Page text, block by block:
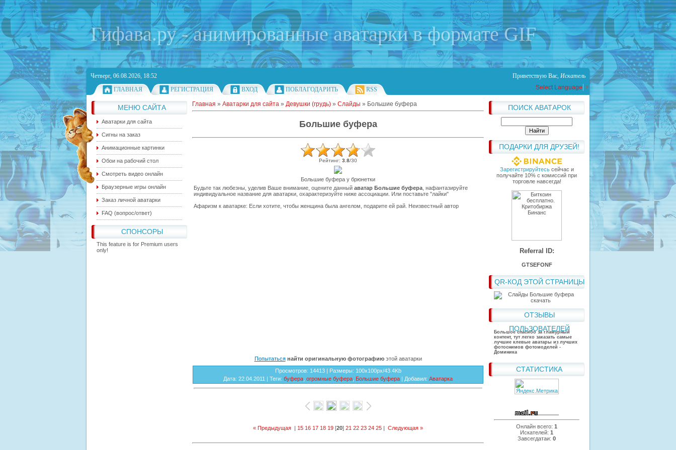
Гифава.ру - анимированные аватарки в формате GIF
Четверг, 06.08.2026, 18:52 Приветствую Вас, Искатель
ГЛАВНАЯ
РЕГИСТРАЦИЯ ВХОД ПОБЛАГОДАРИТЬ RSS Select Language ▼
МЕНЮ САЙТА
Аватарки для сайта
Сигны на заказ
Анимационные картинки
Обои на рабочий стол
Смотреть видео онлайн
Браузерные игры онлайн
Заказ личной аватарки
FAQ (вопрос/ответ)
СПОНСОРЫ
This feature is for Premium users
only!
ПОИСК АВАТАРОК
ПОДАРКИ ДЛЯ ДРУЗЕЙ!
Зарегистрируйтесьсейчас и
получайте 10% с комиссий при
торговле навсегда!
Referral ID:
GTSEFONF
QR-КОД ЭТОЙ СТРАНИЦЫ
ОТЗЫВЫ
ПОЛЬЗОВАТЕЛЕЙ
Большое спасибо за гламурный
контент, тут легко заказать самые
лучшие клевые аватары из лучших
фотоснимов фотомоделей -
Доминика
СТАТИСТИКА
Онлайн всего: 1
Искателей: 1
Завсегдатаи: 0
Главная » Аватарки для сайта » Девушки (грудь) » Слайды » Большие буфера
Большие буфера
Рейтинг: 3.8/30
Большие буфера у брюнетки
Будьте так любезны, уделив Ваше внимание, оцените данный аватар Большие буфера , нафантазируйте
индивидуальное название для аватарки, охарактеризуйте ниже ассоциации. Или поставьте "лайки"
Афаризм к аватарке: Если хотите, чтобы женщина была ангелом, подарите ей рай. Неизвестный автор
Попытаться найти оригинальную фотографиюэтой аватарки
Просмотров: 14413 | Размеры: 100x100px/43.4Kb
Дата: 22.04.2011 | Теги: буфера огромные буфера Большие буфера | Добавил: Аватарка
« Предыдущая | 15 16 17 18 19 [20] 21 22 23 24 25 | Следующая »